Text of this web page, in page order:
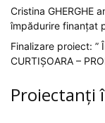
Cristina GHERGHE
împădurire finanțat
Finalizare proiect: ”
CURTIȘOARA –
Proiectanți